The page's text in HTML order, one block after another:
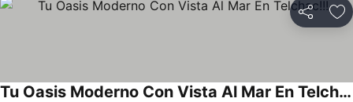
Partilhar
Tu Oasis Moderno Con Vista Al Mar En Telchac!!!